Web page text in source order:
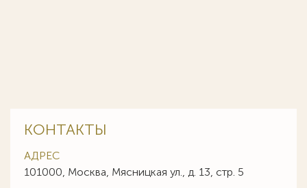
КОНТАКТЫ
АДРЕС
101000, Москва, Мясницкая ул., д. 13, стр. 5